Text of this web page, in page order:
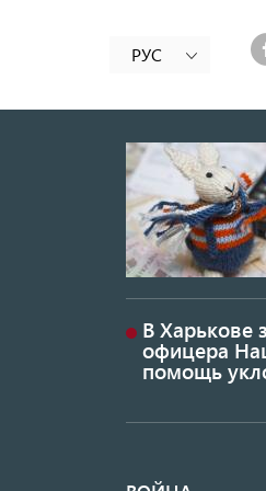
РУС
В Харькове
офицера
помощь